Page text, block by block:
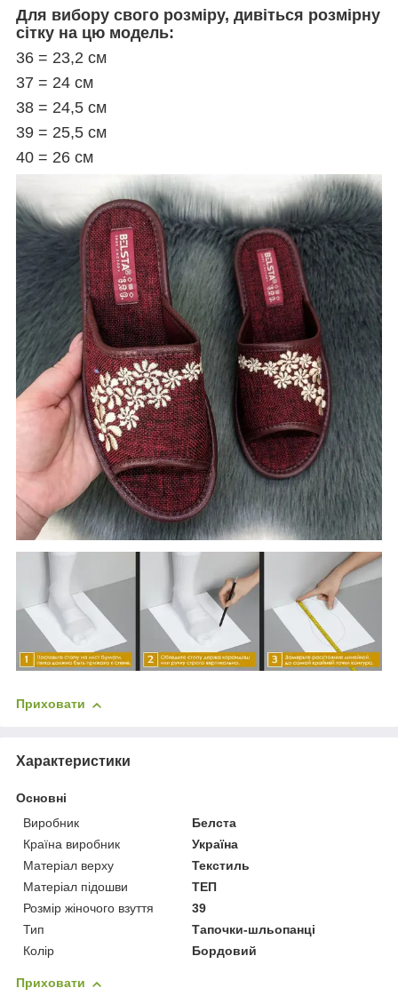
Для вибору свого розміру, дивіться розмірну
сітку на цю модель:
36 = 23,2 см
37 = 24 см
38 = 24,5 см
39 = 25,5 см
40 = 26 см
Приховати
Характеристики
Основні
Виробник
Белста
Країна виробник
Україна
Матеріал верху
Текстиль
Матеріал підошви
ТЕП
Розмір жіночого взуття
39
Тип
Тапочки-шльопанці
Колір
Бордовий
Приховати